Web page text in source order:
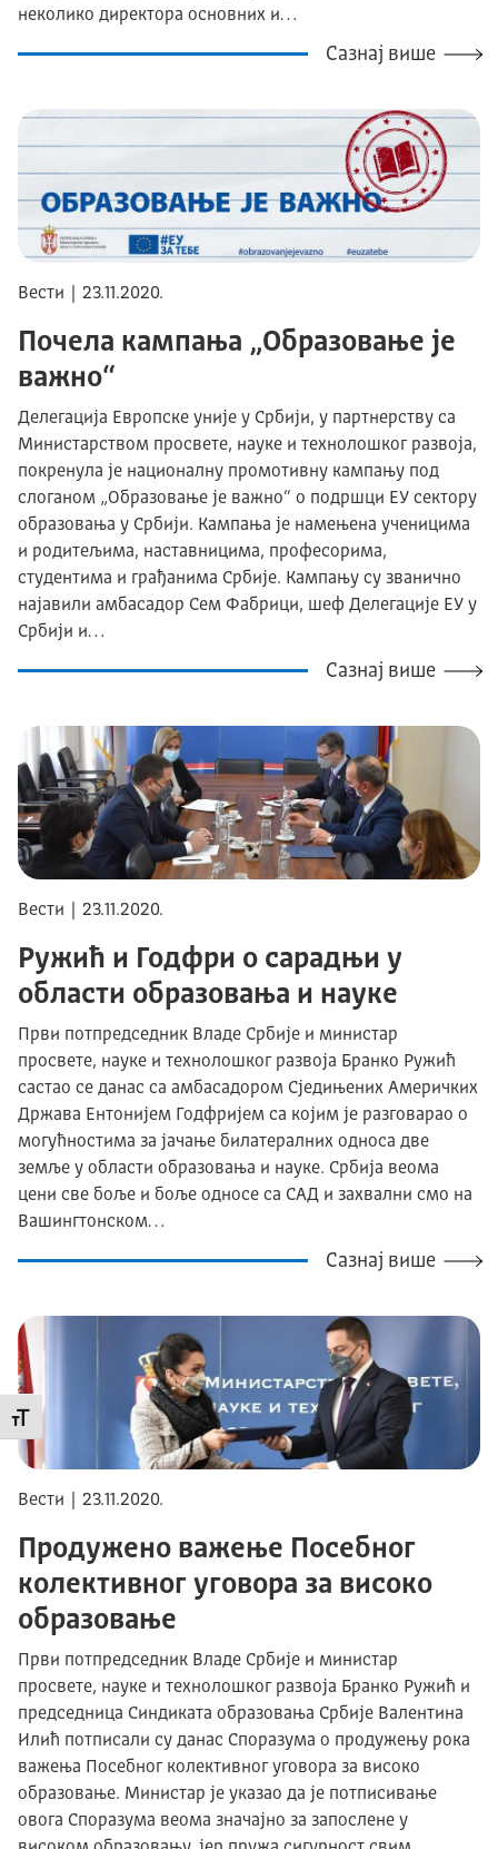
Промени величину слова
неколико директора основних и…
Сазнај више
Вести | 23.11.2020.
Почела кампања „Образовање је
важно“
Делегација Европске уније у Србији, у партнерству са
Министарством просвете, науке и технолошког развоја,
покренула је националну промотивну кампању под
слоганом „Образовање је важно“ о подршци ЕУ сектору
образовања у Србији. Кампања је намењена ученицима
и родитељима, наставницима, професорима,
студентима и грађанима Србије. Кампању су званично
најавили амбасадор Сем Фабрици, шеф Делегације ЕУ у
Србији и…
Сазнај више
Вести | 23.11.2020.
Ружић и Годфри о сарадњи у
области образовања и науке
Први потпредседник Владе Србије и министар
просвете, науке и технолошког развоја Бранко Ружић
састао се данас са амбасадором Сједињених Америчких
Држава Ентонијем Годфријем са којим је разговарао о
могућностима за јачање билатералних односа две
земље у области образовања и науке. Србија веома
цени све боље и боље односе са САД и захвални смо на
Вашингтонском…
Сазнај више
Вести | 23.11.2020.
Продужено важење Посебног
колективног уговора за високо
образовање
Први потпредседник Владе Србије и министар
просвете, науке и технолошког развоја Бранко Ружић и
председница Синдиката образовања Србије Валентина
Илић потписали су данас Споразума о продужењу рока
важења Посебног колективног уговора за високо
образовање. Министар је указао да је потписивање
овога Споразума веома значајно за запослене у